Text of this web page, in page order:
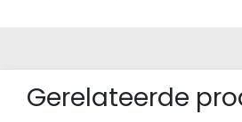
Gerelateerde